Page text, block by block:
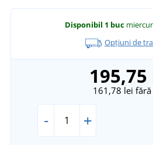
Disponibil 1 buc
Opțiuni de
161,78 lei fără
- +